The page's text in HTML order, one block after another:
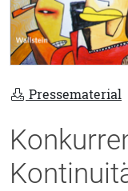
Pressematerial